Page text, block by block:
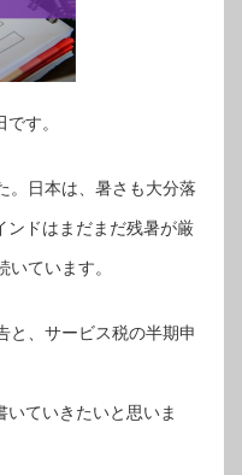
す。
。日本は、暑さも大分落
ンドはまだまだ残暑が厳
ています。
と、サービス税の半期申
ていきたいと思いま